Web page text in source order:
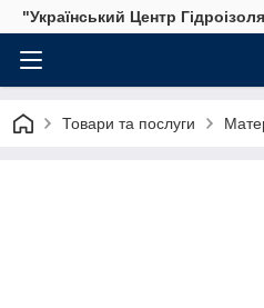
"Український Центр
Товари та послуги